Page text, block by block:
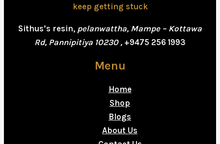
keep getting stuck
Sithus’s resin, pelanwattha, Mampe – Kottawa
Rd, Pannipitiya 10230 , +9475 256 1993
Menu
Home
Shop
Blogs
About Us